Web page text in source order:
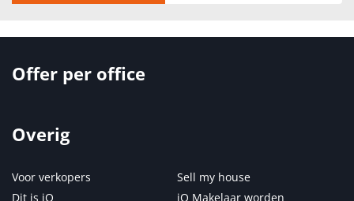
Offer per office
Overig
Voor verkopers
Dit is iQ
Sell my house
iQ Makelaar worden